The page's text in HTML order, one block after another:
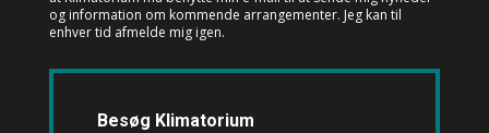
og information om kommende arrangementer. Jeg kan til
enhver tid afmelde mig igen.
Besøg Klimatorium